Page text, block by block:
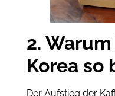
2.
Korea so
Der Aufstieg der